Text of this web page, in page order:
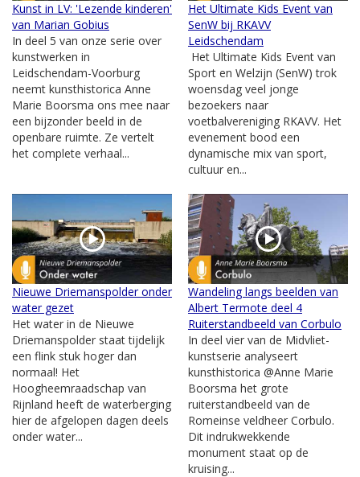
Kunst in LV: 'Lezende kinderen'
van Marian Gobius
In deel 5 van onze serie over
kunstwerken in
Leidschendam-Voorburg
neemt kunsthistorica Anne
Marie Boorsma ons mee naar
een bijzonder beeld in de
openbare ruimte. Ze vertelt
het complete verhaal...
Het Ultimate Kids Event van
SenW bij RKAVV
Leidschendam
Het Ultimate Kids Event van
Sport en Welzijn (SenW) trok
woensdag veel jonge
bezoekers naar
voetbalvereniging RKAVV. Het
evenement bood een
dynamische mix van sport,
cultuur en...
Nieuwe Driemanspolder onder
water gezet
Het water in de Nieuwe
Driemanspolder staat tijdelijk
een flink stuk hoger dan
normaal! Het
Hoogheemraadschap van
Rijnland heeft de waterberging
hier de afgelopen dagen deels
onder water...
Wandeling langs beelden van
Albert Termote deel 4
Ruiterstandbeeld van Corbulo
In deel vier van de Midvliet-
kunstserie analyseert
kunsthistorica @Anne Marie
Boorsma het grote
ruiterstandbeeld van de
Romeinse veldheer Corbulo.
Dit indrukwekkende
monument staat op de
kruising...